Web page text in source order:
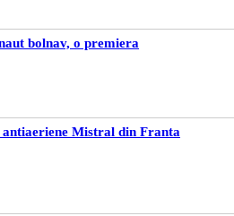
bolnav, o premiera
antiaeriene Mistral din Franta